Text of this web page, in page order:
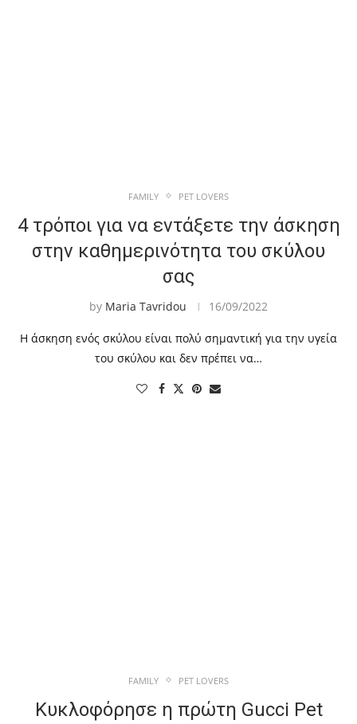
FAMILY PET LOVERS
4 τρόποι για να εντάξετε την άσκηση
στην καθημερινότητα του σκύλου
σας
by Maria Tavridou 16/09/2022
Η άσκηση ενός σκύλου είναι πολύ σημαντική για την υγεία
του σκύλου και δεν πρέπει να…
FAMILY PET LOVERS
Κυκλοφόρησε η πρώτη Gucci Pet